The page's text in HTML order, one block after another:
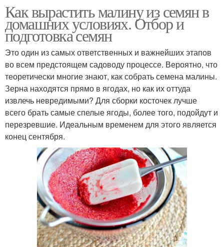
Как вырастить малину из семян в
домашних условиях. Отбор и
подготовка семян
Это один из самых ответственных и важнейших этапов
во всем предстоящем садоводу процессе. Вероятно, что
теоретически многие знают, как собрать семена малины.
Зерна находятся прямо в ягодах, но как их оттуда
извлечь невредимыми? Для сборки косточек лучше
всего брать самые спелые ягоды, более того, подойдут и
перезревшие. Идеальным временем для этого является
конец сентября.